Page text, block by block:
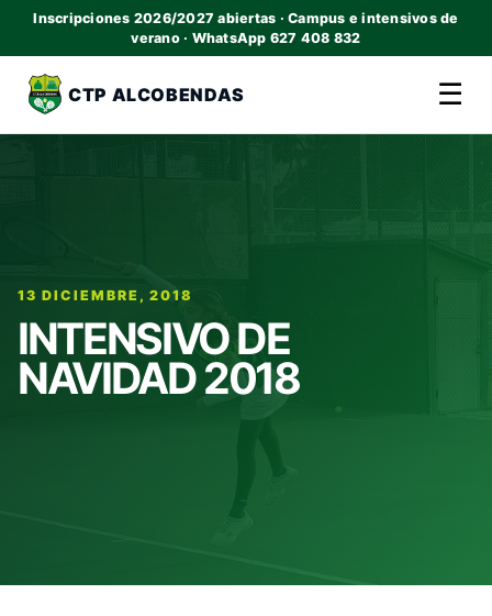
Inscripciones 2026/2027 abiertas · Campus e intensivos de
verano · WhatsApp 627 408 832
CTP ALCOBENDAS ☰
13 DICIEMBRE, 2018
INTENSIVO DE
NAVIDAD 2018